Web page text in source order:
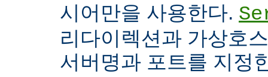
시어만을 사용한다.
리다이렉션과 가상호
서버명과 포트를 지정